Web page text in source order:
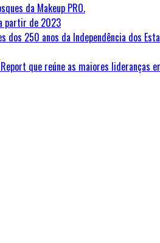
da Makeup PRO.
partir de 2023
dos 250 anos da Independência dos
que reúne as maiores lideranças